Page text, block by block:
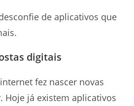
de aplicativos que
digitais
fez nascer novas
Hoje já existem aplicativos